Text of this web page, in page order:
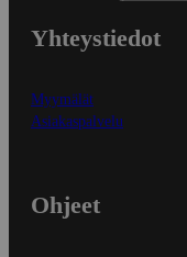
Yhteystiedot
Myymälät
Asiakaspalvelu
Ohjeet